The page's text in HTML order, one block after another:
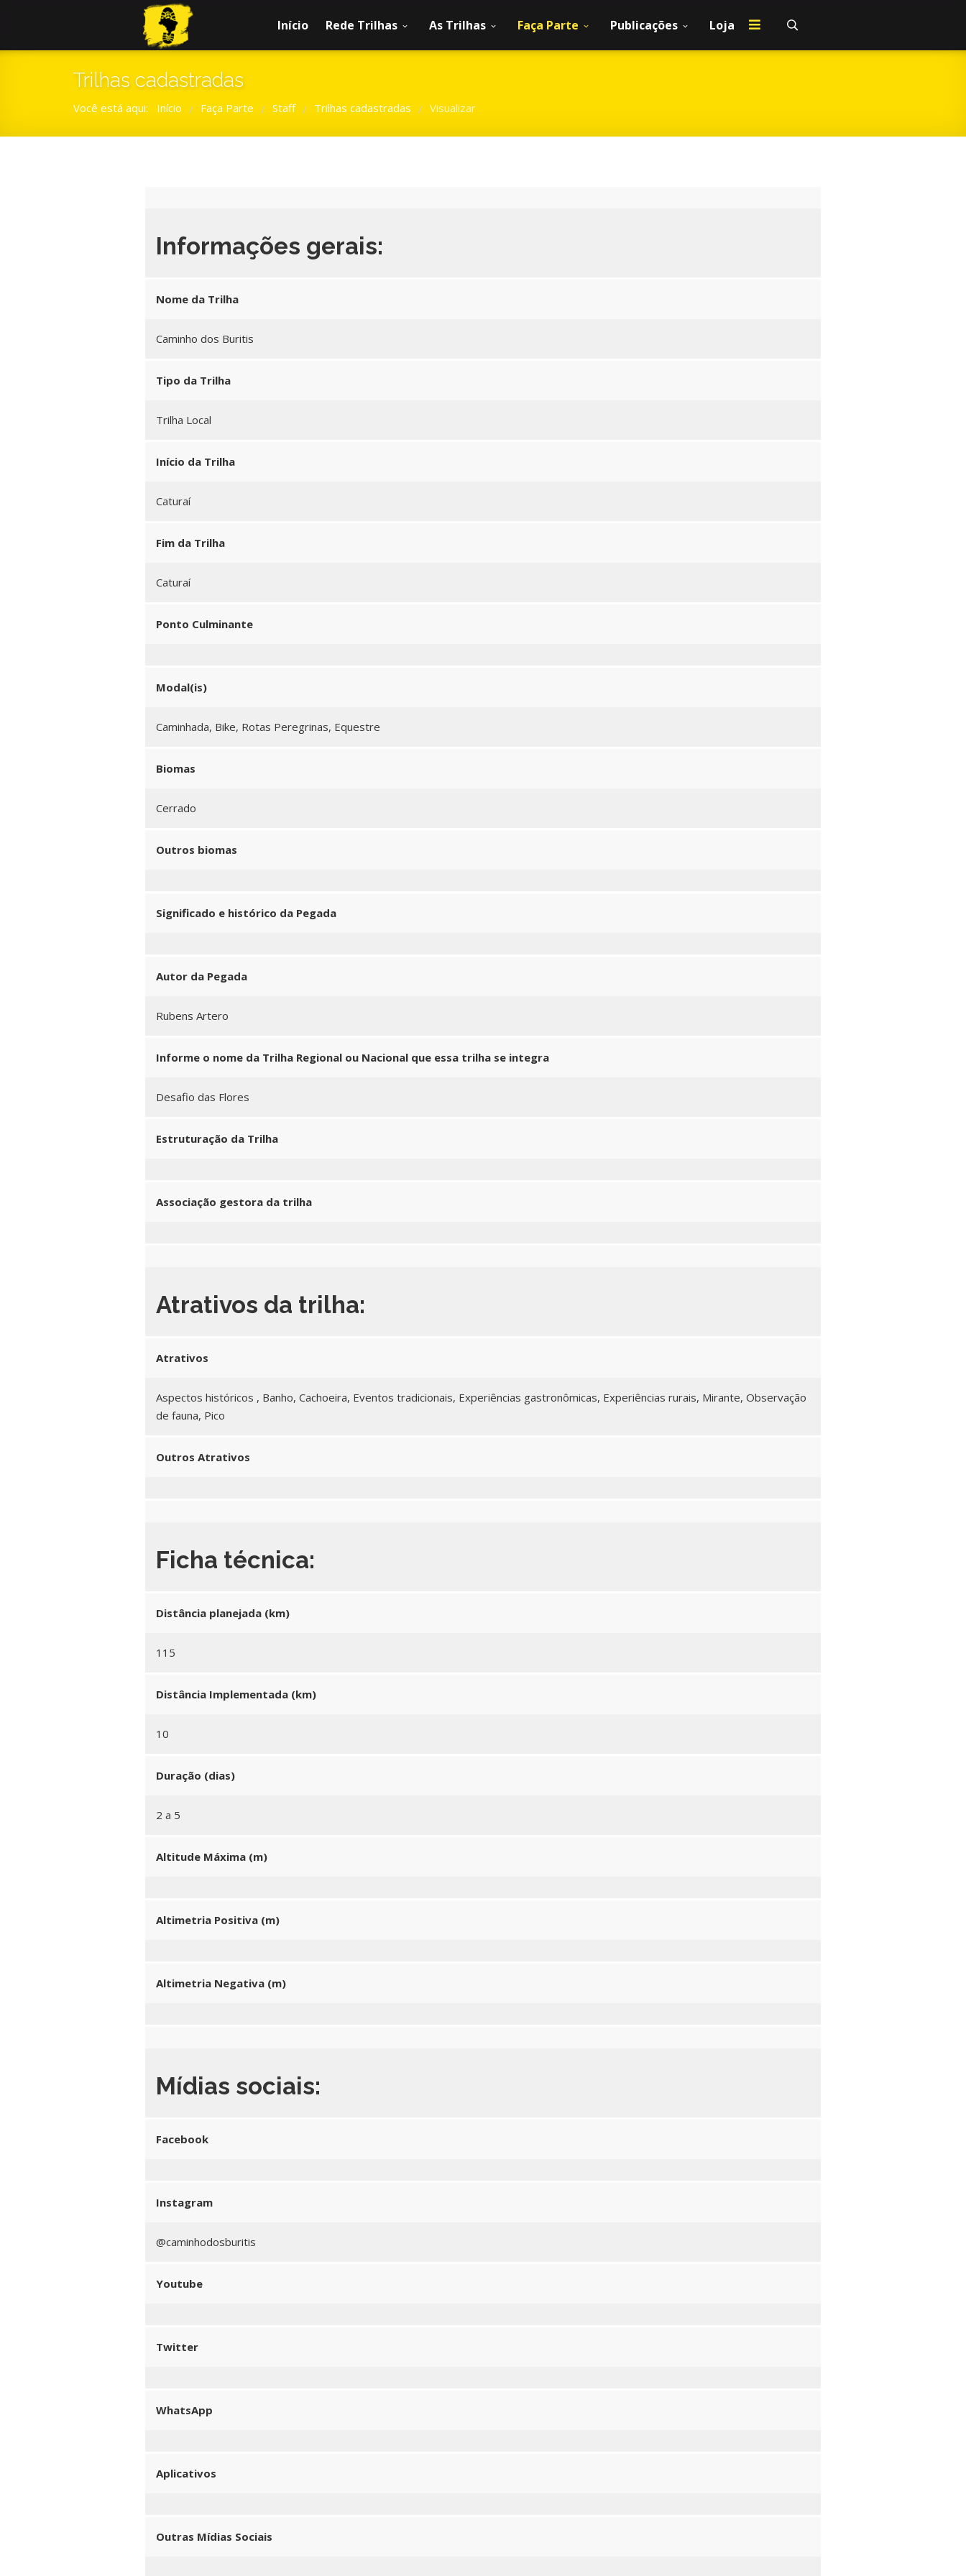
Início Rede Trilhas As Trilhas Faça Parte Publicações Loja
Trilhas cadastradas
Você está aqui: Início / Faça Parte / Staff / Trilhas cadastradas / Visualizar
Informações gerais:
Nome da Trilha
Caminho dos Buritis
Tipo da Trilha
Trilha Local
Início da Trilha
Caturaí
Fim da Trilha
Caturaí
Ponto Culminante
Modal(is)
Caminhada, Bike, Rotas Peregrinas, Equestre
Biomas
Cerrado
Outros biomas
Significado e histórico da Pegada
Autor da Pegada
Rubens Artero
Informe o nome da Trilha Regional ou Nacional que essa trilha se integra
Desafio das Flores
Estruturação da Trilha
Associação gestora da trilha
Atrativos da trilha:
Atrativos
Aspectos históricos , Banho, Cachoeira, Eventos tradicionais, Experiências gastronômicas, Experiências rurais, Mirante, Observação
de fauna, Pico
Outros Atrativos
Ficha técnica:
Distância planejada (km)
115
Distância Implementada (km)
10
Duração (dias)
2 a 5
Altitude Máxima (m)
Altimetria Positiva (m)
Altimetria Negativa (m)
Mídias sociais:
Facebook
Instagram
@caminhodosburitis
Youtube
Twitter
WhatsApp
Aplicativos
Outras Mídias Sociais